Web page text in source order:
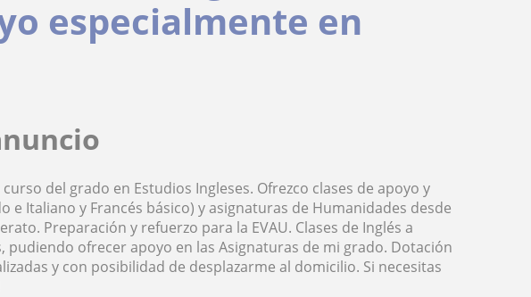
especialmente en
del grado en Estudios Ingleses. Ofrezco clases de apoyo y
e Italiano y Francés básico) y asignaturas de Humanidades desde
Preparación y refuerzo para la EVAU. Clases de Inglés a
ofrecer apoyo en las Asignaturas de mi grado. Dotación
y con posibilidad de desplazarme al domicilio. Si necesitas